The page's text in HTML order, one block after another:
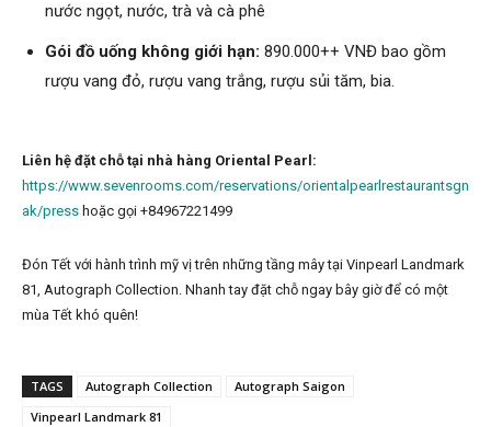
nước ngọt, nước, trà và cà phê
Gói đồ uống không giới hạn: 890.000++ VNĐ bao gồm
rượu vang đỏ, rượu vang trắng, rượu sủi tăm, bia.
Liên hệ đặt chỗ tại nhà hàng Oriental Pearl:
https://www.sevenrooms.com/reservations/orientalpearlrestaurantsgn
ak/press hoặc gọi +84967221499
Đón Tết với hành trình mỹ vị trên những tầng mây tại Vinpearl Landmark
81, Autograph Collection. Nhanh tay đặt chỗ ngay bây giờ để có một
mùa Tết khó quên!
TAGS Autograph Collection
Autograph Saigon
Vinpearl Landmark 81